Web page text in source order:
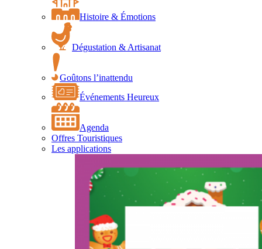
Histoire & Émotions
Dégustation & Artisanat
Goûtons l’inattendu
Événements Heureux
Agenda
Offres Touristiques
Les applications